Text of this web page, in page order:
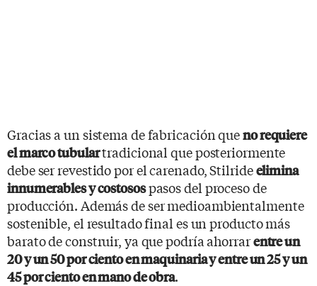
Gracias a un sistema de fabricación queno requiere
el marco tubulartradicional que posteriormente
debe ser revestido por el carenado, Stilrideelimina
innumerables y costosospasos del proceso de
producción. Además de ser medioambientalmente
sostenible, el resultado final es un producto más
barato de construir, ya que podría ahorrarentre un
20 y un 50 por ciento en maquinaria y entre un 25 y un
45 por ciento en mano de obra.